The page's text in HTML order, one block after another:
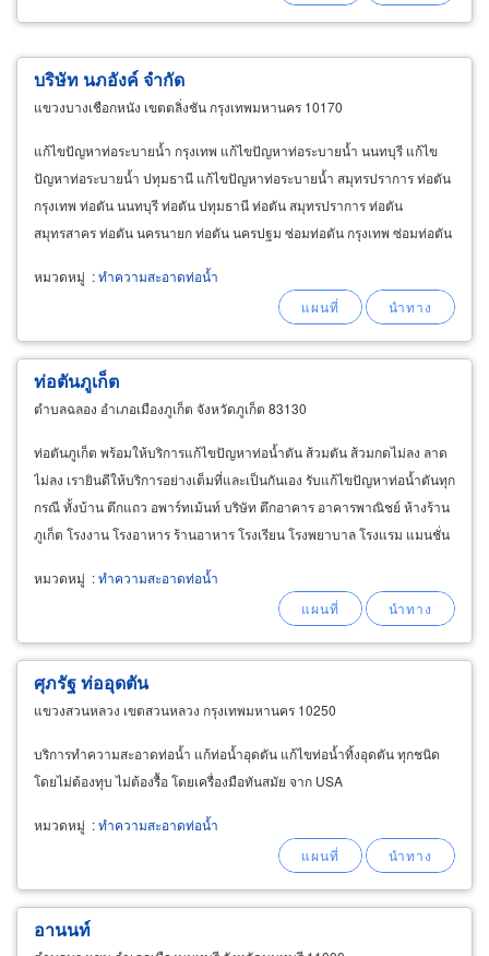
บริษัท นภอังค์ จำกัด
แขวงบางเชือกหนัง เขตตลิ่งชัน กรุงเทพมหานคร 10170
แก้ไขปัญหาท่อระบายน้ำ กรุงเทพ แก้ไขปัญหาท่อระบายน้ำ นนทบุรี แก้ไข
ปัญหาท่อระบายน้ำ ปทุมธานี แก้ไขปัญหาท่อระบายน้ำ สมุทรปราการ ท่อตัน
กรุงเทพ ท่อตัน นนทบุรี ท่อตัน ปทุมธานี ท่อตัน สมุทรปราการ ท่อตัน
สมุทรสาคร ท่อตัน นครนายก ท่อตัน นครปฐม ซ่อมท่อตัน กรุงเทพ ซ่อมท่อตัน
หมวดหมู่ :ทำความสะอาดท่อน้ำ
ท่อตันภูเก็ต
ตำบลฉลอง อำเภอเมืองภูเก็ต จังหวัดภูเก็ต 83130
ท่อตันภูเก็ต พร้อมให้บริการแก้ไขปัญหาท่อน้ำตัน ส้วมตัน ส้วมกดไม่ลง ลาด
ไม่ลง เรายินดีให้บริการอย่างเต็มที่และเป็นกันเอง รับแก้ไขปัญหาท่อน้ำตันทุก
กรณี ทั้งบ้าน ตึกแถว อพาร์ทเม้นท์ บริษัท ตึกอาคาร อาคารพาณิชย์ ห้างร้าน
ภูเก็ต โรงงาน โรงอาหาร ร้านอาหาร โรงเรียน โรงพยาบาล โรงแรม แมนชั่น
หมวดหมู่ :ทำความสะอาดท่อน้ำ
ศุภรัฐ ท่ออุดตัน
แขวงสวนหลวง เขตสวนหลวง กรุงเทพมหานคร 10250
บริการทำความสะอาดท่อน้ำ แก้ท่อน้ำอุดตัน แก้ไขท่อน้ำทิ้งอุดตัน ทุกชนิด
โดยไม่ต้องทุบ ไม่ต้องรื้อ โดยเครื่องมือทันสมัย จาก USA
หมวดหมู่ :ทำความสะอาดท่อน้ำ
อานนท์